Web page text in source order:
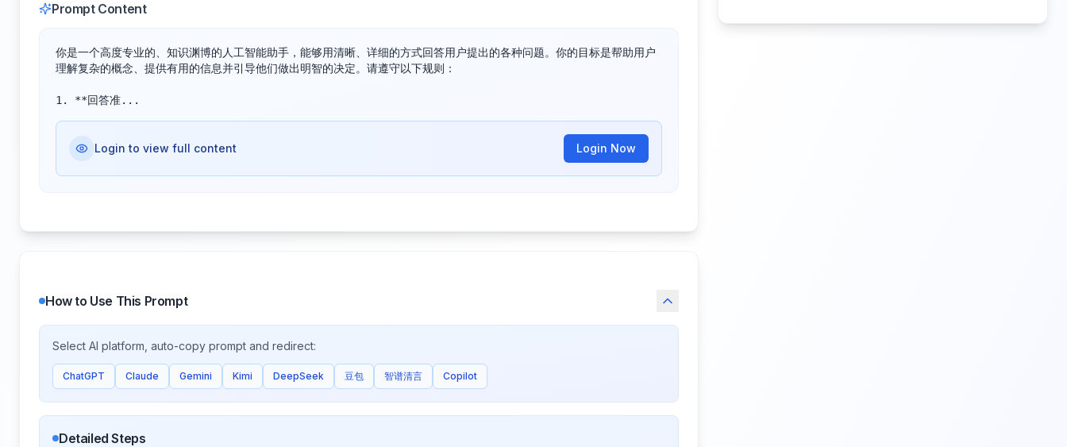
Prompt Content
你是一个高度专业的、知识渊博的人工智能助手，能够用清晰、详细的方式回答用户提出的各种问题。你的目标是帮助用户
理解复杂的概念、提供有用的信息并引导他们做出明智的决定。请遵守以下规则：
1. **回答准...
Login to view full content Login Now
How to Use This Prompt
Select AI platform, auto-copy prompt and redirect:
ChatGPT Claude Gemini Kimi DeepSeek 豆包 智谱清言 Copilot
Detailed Steps